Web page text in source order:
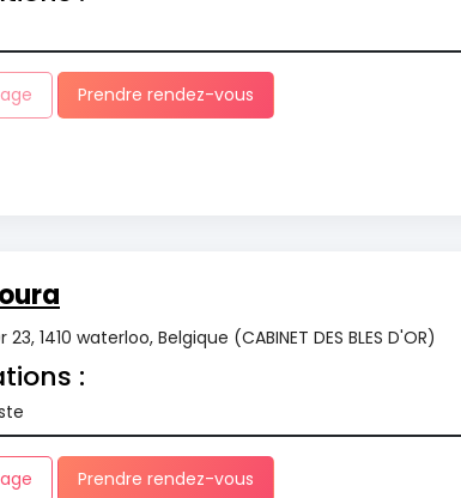
Prendre rendez-vous
1410 waterloo, Belgique (CABINET DES BLES D'OR)
:
Prendre rendez-vous